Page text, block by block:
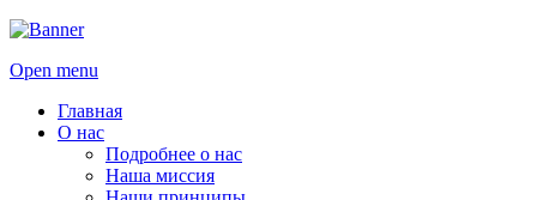
Open menu
Главная
О нас
Подробнее о нас
Наша миссия